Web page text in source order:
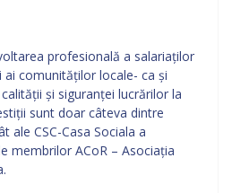
profesională a salariaților
comunităților locale- ca și
și siguranței lucrărilor la
sunt doar câteva dintre
ale CSC-Casa Sociala a
membrilor ACoR – Asociația